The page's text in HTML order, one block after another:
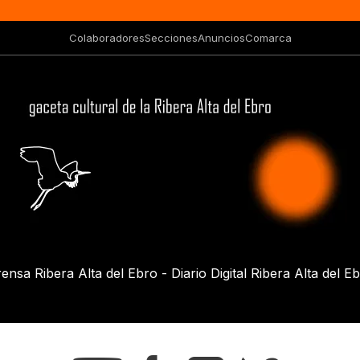
ColaboradoresSeccionesAnunciosComarca
Ribera Alta del Ebro - Diario Digital Ribera Alta del